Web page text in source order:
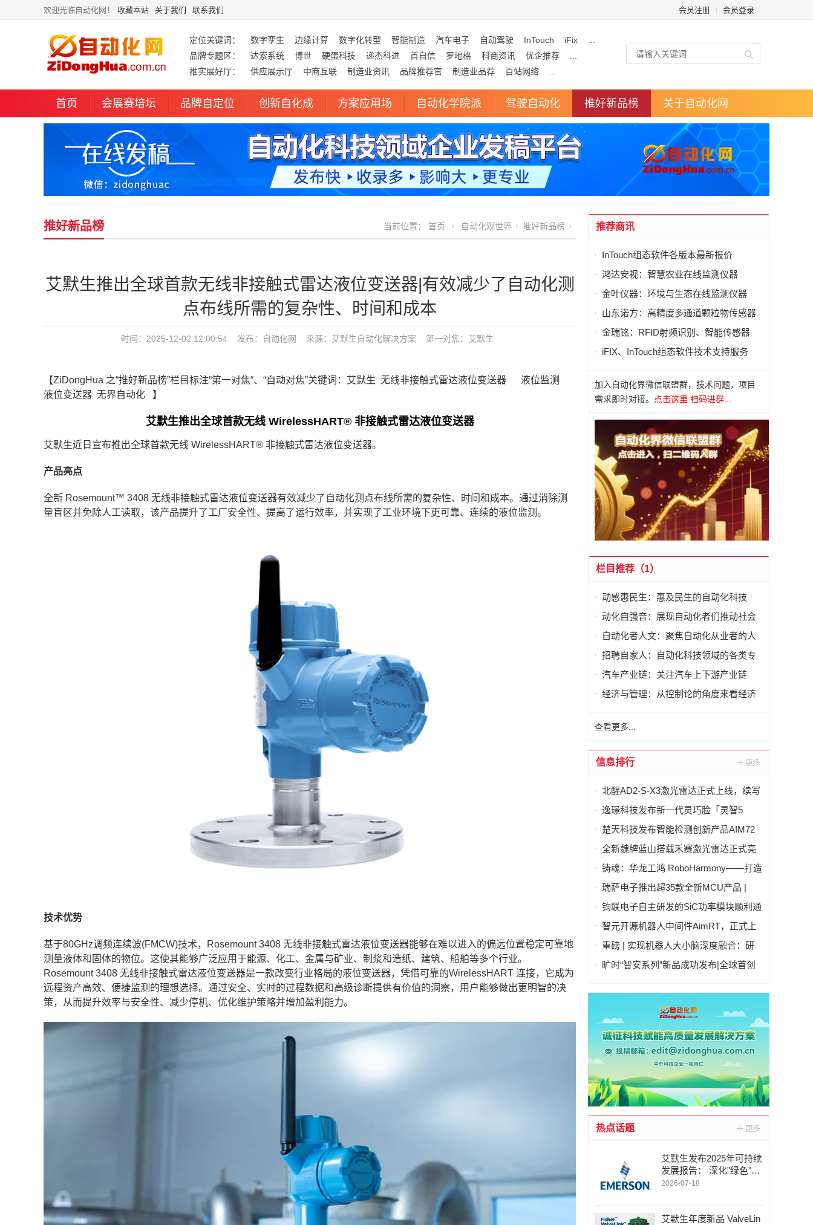
欢迎光临自动化网！ 收藏本站 关于我们 联系我们 会员注册 会员登录
定位关键词： 数字孪生 边缘计算 数字化转型 智能制造 汽车电子 自动驾驶 InTouch iFix
品牌专题区：
达索系统 博世 硬蛋科技 递杰科进 首自信 罗地格 科商资讯 优企推荐
推实展好厅：
供应展示厅 中商互联 制造业资讯 品牌推荐官 制造业品荐 百站网络
首页 会展赛培坛 品牌自定位 创新自化成 方案应用场 自动化学院派 驾驶自动化 推好新品榜 关于自动化网
推好新品榜 当前位置： 首页 自动化观世界 推好新品榜
艾默生推出全球首款无线非接触式雷达液位变送器|有效减少了自动化测
点布线所需的复杂性、时间和成本
时间：2025-12-02 12:00:54 发布： 自动化网 来源：艾默生自动化解决方案 第一对焦： 艾默生
【ZiDongHua 之“推好新品榜”栏目标注“第一对焦“、“自动对焦”关键词：艾默生 无线非接触式雷达液位变送器 液位监测
液位变送器 无界自动化 】
艾默生推出全球首款无线 WirelessHART® 非接触式雷达液位变送器
艾默生近日宣布推出全球首款无线 WirelessHART® 非接触式雷达液位变送器。
产品亮点
全新 Rosemount™ 3408 无线非接触式雷达液位变送器有效减少了自动化测点布线所需的复杂性、时间和成本。通过消除测
量盲区并免除人工读取，该产品提升了工厂安全性、提高了运行效率，并实现了工业环境下更可靠、连续的液位监测。
技术优势
基于80GHz调频连续波(FMCW)技术，Rosemount 3408 无线非接触式雷达液位变送器能够在难以进入的偏远位置稳定可靠地
测量液体和固体的物位。这使其能够广泛应用于能源、化工、金属与矿业、制浆和造纸、建筑、船舶等多个行业。
Rosemount 3408 无线非接触式雷达液位变送器是一款改变行业格局的液位变送器，凭借可靠的WirelessHART 连接，它成为
远程资产高效、便捷监测的理想选择。通过安全、实时的过程数据和高级诊断提供有价值的洞察，用户能够做出更明智的决
策，从而提升效率与安全性、减少停机、优化维护策略并增加盈利能力。
推荐商讯
InTouch组态软件各版本最新报价
鸿达安视：智慧农业在线监测仪器
金叶仪器：环境与生态在线监测仪器
山东诺方：高精度多通道颗粒物传感器
金瑞铭：RFID射频识别、智能传感器
iFIX、InTouch组态软件技术支持服务
加入自动化界微信联盟群，技术问题，项目
需求即时对接。
点击这里 扫码进群...
栏目推荐（1）
动感惠民生：惠及民生的自动化科技
动化自强音：展现自动化者们推动社会
进步发出的响亮声音
自动化者人文：聚焦自动化从业者的人
文思考
招聘自家人：自动化科技领域的各类专
家及人才需求资讯
汽车产业链：关注汽车上下游产业链
经济与管理：从控制论的角度来看经济
查看更多...
信息排行
北醒AD2-S-X3激光雷达正式上线，续写
智慧交通新篇章
逸璟科技发布新一代灵巧脸「灵智5
号」：开启人形机器人"生命感交互"新时
楚天科技发布智能检测创新产品AIM72
全自动灯检机
全新魏牌蓝山搭载禾赛激光雷达正式亮
相
铸魂：华龙工鸿 RoboHarmony——打造
自主可控工业操作系统硬核实力
瑞萨电子推出超35款全新MCU产品 |
RA4T1产品群、RA6T3产品群、RX26T
阵容
钧联电子自主研发的SiC功率模块顺利通
过AQG-324认证
智元开源机器人中间件AimRT，正式上
线！
重磅 | 实现机器人大小脑深度融合：研
华科技与国讯芯微联合发布Thor平台具
旷时“智安系列”新品成功发布|全球首创
热点话题
艾默生发布2025年可持续
发展报告： 深化"绿色"战
略，以创新技术赋能全球
2026-07-18
艾默生年度新品 ValveLin